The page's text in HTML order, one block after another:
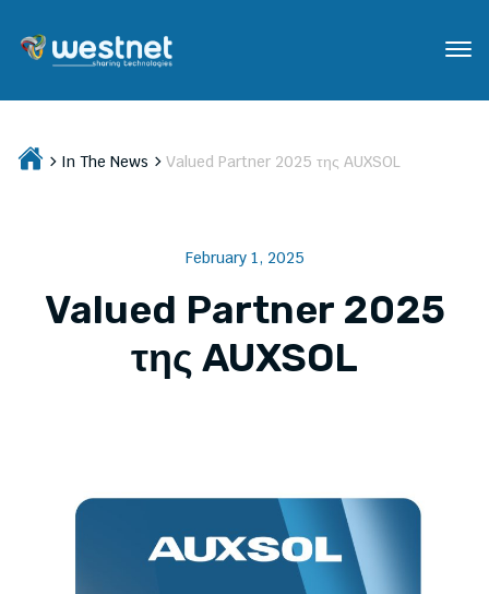
In The News Valued Partner 2025 της AUXSOL
February 1, 2025
Valued Partner 2025
της AUXSOL